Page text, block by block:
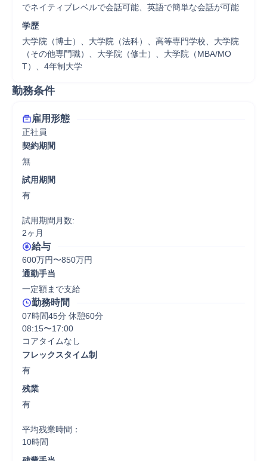
でネイティブレベルで会話可能、英語で簡単な会話が可能
学歴
大学院（博士）、大学院（法科）、高等専門学校、大学院
（その他専門職）、大学院（修士）、大学院（MBA/MO
T）、4年制大学
勤務条件
雇用形態
正社員
契約期間
無
試用期間
有
試用期間月数:
2ヶ月
給与
600万円〜850万円
通勤手当
一定額まで支給
勤務時間
07時間45分 休憩60分
08:15〜17:00
コアタイムなし
フレックスタイム制
有
残業
有
平均残業時間：
10時間